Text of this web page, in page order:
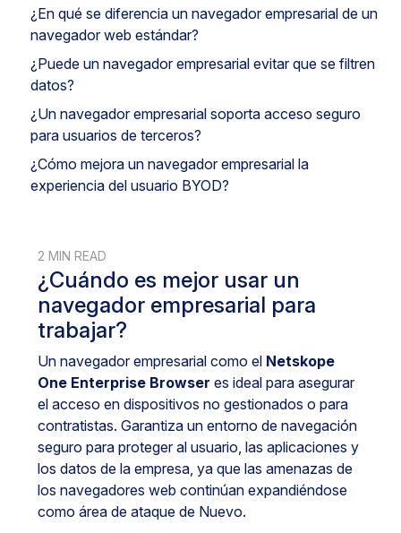
¿En qué se diferencia un navegador empresarial de un
navegador web estándar?
¿Puede un navegador empresarial evitar que se filtren
datos?
¿Un navegador empresarial soporta acceso seguro
para usuarios de terceros?
¿Cómo mejora un navegador empresarial la
experiencia del usuario BYOD?
2 MIN READ
¿Cuándo es mejor usar un
navegador empresarial para
trabajar?
Un navegador empresarial como el Netskope
One Enterprise Browser es ideal para asegurar
el acceso en dispositivos no gestionados o para
contratistas. Garantiza un entorno de navegación
seguro para proteger al usuario, las aplicaciones y
los datos de la empresa, ya que las amenazas de
los navegadores web continúan expandiéndose
como área de ataque de Nuevo.